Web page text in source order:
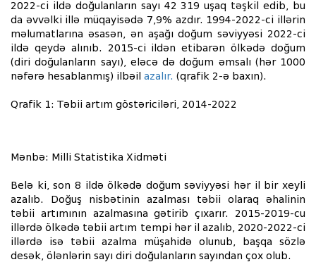
2022-ci ildə doğulanların sayı 42 319 uşaq təşkil edib, bu
da əvvəlki illə müqayisədə 7,9% azdır. 1994-2022-ci illərin
məlumatlarına əsasən, ən aşağı doğum səviyyəsi 2022-ci
ildə qeydə alınıb. 2015-ci ildən etibarən ölkədə doğum
(diri doğulanların sayı), eləcə də doğum əmsalı (hər 1000
nəfərə hesablanmış) ilbəil azalır. (qrafik 2-ə baxın).
Qrafik 1: Təbii artım göstəriciləri, 2014-2022
Mənbə: Milli Statistika Xidməti
Belə ki, son 8 ildə ölkədə doğum səviyyəsi hər il bir xeyli
azalıb. Doğuş nisbətinin azalması təbii olaraq əhalinin
təbii artımının azalmasına gətirib çıxarır. 2015-2019-cu
illərdə ölkədə təbii artım tempi hər il azalıb, 2020-2022-ci
illərdə isə təbii azalma müşahidə olunub, başqa sözlə
desək, ölənlərin sayı diri doğulanların sayından çox olub.